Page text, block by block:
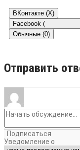
ВКонтакте (X)
Facebook (
Обычные (0)
Отправить
Подписаться
Уведомление о